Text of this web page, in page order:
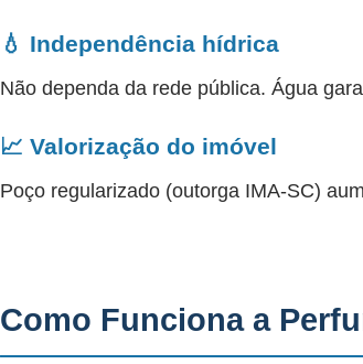
💧 Independência hídrica
Não dependa da rede pública. Água
📈 Valorização do imóvel
Poço regularizado (outorga IMA-SC)
Como Funciona a